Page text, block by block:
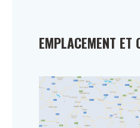
EMPLACEMENT ET